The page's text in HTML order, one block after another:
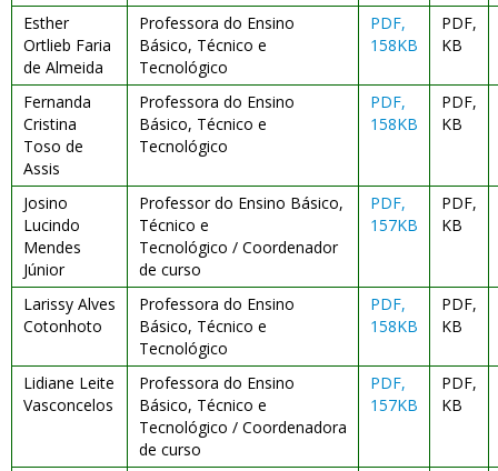
Esther
Ortlieb Faria
de Almeida
Professora do Ensino
Básico, Técnico e
Tecnológico
PDF,
158KB
PDF,
KB
Fernanda
Cristina
Toso de
Assis
Professora do Ensino
Básico, Técnico e
Tecnológico
PDF,
158KB
PDF,
KB
Josino
Lucindo
Mendes
Júnior
Professor do Ensino Básico,
Técnico e
Tecnológico / Coordenador
de curso
PDF,
157KB
PDF,
KB
Larissy Alves
Cotonhoto
Professora do Ensino
Básico, Técnico e
Tecnológico
PDF,
158KB
PDF,
KB
Lidiane Leite
Vasconcelos
Professora do Ensino
Básico, Técnico e
Tecnológico / Coordenadora
de curso
PDF,
157KB
PDF,
KB